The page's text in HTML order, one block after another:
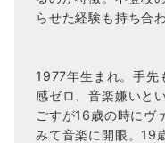
らせた経験も持ち合
1977年生まれ。手先
感ゼロ、音楽嫌いと
ごすが16歳の時にヴ
みて音楽に開眼。19